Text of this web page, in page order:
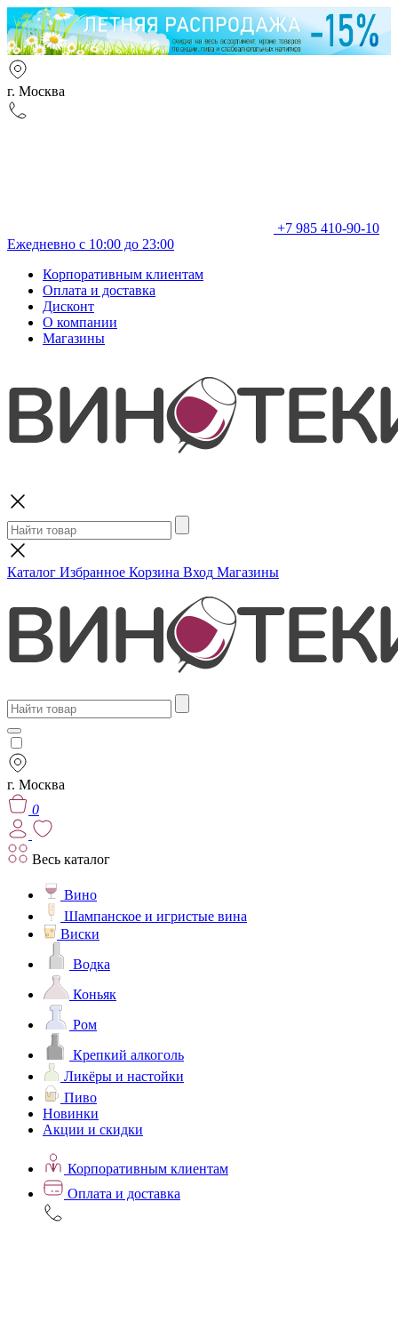
г. Москва
+7 985 410-90-10
Ежедневно с 10:00 до 23:00
Корпоративным клиентам
Оплата и доставка
Дисконт
О компании
Магазины
Каталог Избранное Корзина Вход Магазины
г. Москва
0
Весь каталог
Вино
Шампанское и игристые вина
Виски
Водка
Коньяк
Ром
Крепкий алкоголь
Ликёры и настойки
Пиво
Новинки
Акции и скидки
Корпоративным клиентам
Оплата и доставка